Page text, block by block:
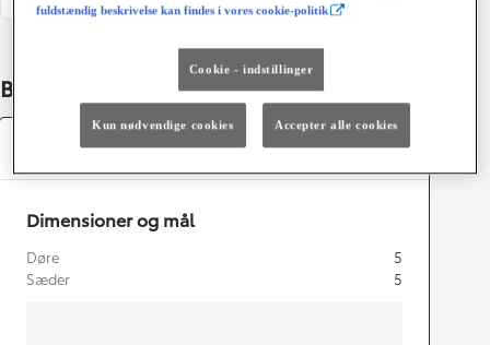
Bildetaljer
Specifikationer
Dimensioner og mål
Døre
5
Sæder
5
fuldstændig beskrivelse kan findes i vores cookie-politik
Cookie - indstillinger
Kun nødvendige cookies Accepter alle cookies